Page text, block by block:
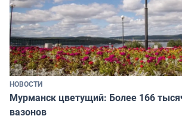
НОВОСТИ
Мурманск цветущий: Более 166
вазонов